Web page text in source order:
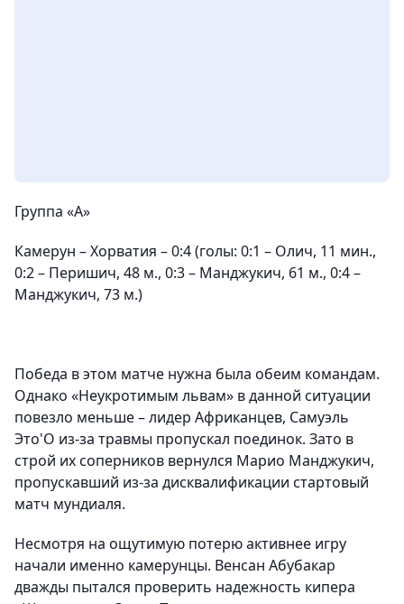
Группа «А»
Камерун – Хорватия – 0:4 (голы: 0:1 – Олич, 11 мин.,
0:2 – Перишич, 48 м., 0:3 – Манджукич, 61 м., 0:4 –
Манджукич, 73 м.)
Победа в этом матче нужна была обеим командам.
Однако «Неукротимым львам» в данной ситуации
повезло меньше – лидер Африканцев, Самуэль
Это'О из-за травмы пропускал поединок. Зато в
строй их соперников вернулся Марио Манджукич,
пропускавший из-за дисквалификации стартовый
матч мундиаля.
Несмотря на ощутимую потерю активнее игру
начали именно камерунцы. Венсан Абубакар
дважды пытался проверить надежность кипера